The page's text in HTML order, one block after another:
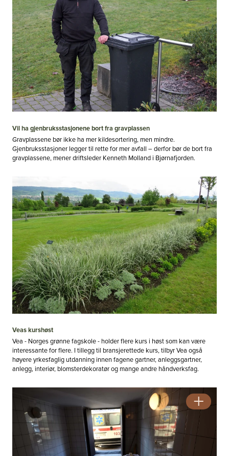
Vil ha gjenbruksstasjonene bort fra gravplassen
Gravplassene bør ikke ha mer kildesortering, men mindre.
Gjenbruksstasjoner legger til rette for mer avfall – derfor bør de bort fra
gravplassene, mener driftsleder Kenneth Molland i Bjørnafjorden.
Veas kurshøst
Vea - Norges grønne fagskole - holder flere kurs i høst som kan være
interessante for flere. I tillegg til bransjerettede kurs, tilbyr Vea også
høyere yrkesfaglig utdanning innen fagene gartner, anleggsgartner,
anlegg, interiør, blomsterdekoratør og mange andre håndverksfag.